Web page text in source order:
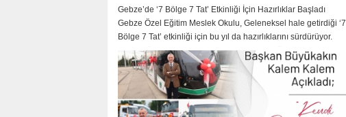
Gebze’de ‘7 Bölge 7 Tat’ Etkinliği İçin Hazırlıklar Başladı
Gebze Özel Eğitim Meslek Okulu, Geleneksel hale getirdiği ‘7
Bölge 7 Tat’ etkinliği için bu yıl da hazırlıklarını sürdürüyor.
Etkinlik öncesinde okul yetkilisiyle kısa bir röportaj
gerçekleştirdik.